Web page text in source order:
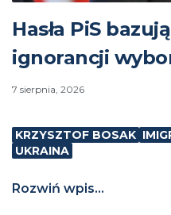
Hasła PiS
ignorancji
7 sierpnia, 2026
KRZYSZTOF BOSAK
UKRAINA
Rozwiń wpis...